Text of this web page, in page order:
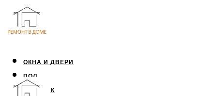
ОКНА И ДВЕРИ
ПОЛ
ПОТОЛОК